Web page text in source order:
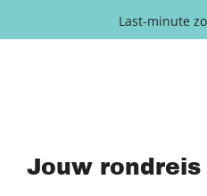
Last-minute
Jouw rondreis